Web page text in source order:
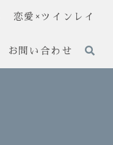
恋愛×ツインレイ
お問い合わせ